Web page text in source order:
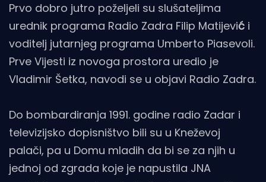
Prvo dobro jutro poželjeli su slušateljima
urednik programa Radio Zadra Filip Matijević i
voditelj jutarnjeg programa Umberto Piasevoli.
Prve Vijesti iz novoga prostora uredio je
Vladimir Šetka, navodi se u objavi Radio Zadra.
Do bombardiranja 1991. godine radio Zadar i
televizijsko dopisništvo bili su u Kneževoj
palači, pa u Domu mladih da bi se za njih u
jednoj od zgrada koje je napustila JNA